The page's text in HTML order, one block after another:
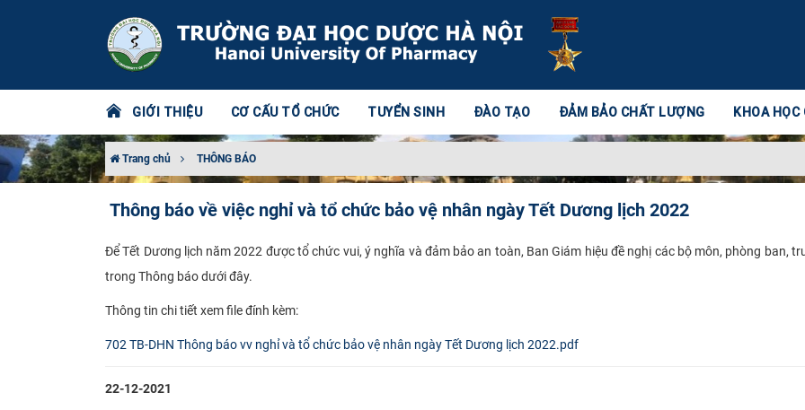
GIỚI THIỆU CƠ CẤU TỔ CHỨC TUYỂN SINH ĐÀO TẠO ĐẢM BẢO CHẤT LƯỢNG KHOA HỌC
Trang chủ THÔNG BÁO
Thông báo về việc nghỉ và tổ chức bảo vệ nhân ngày Tết Dương lịch 2022
Để Tết Dương lịch năm 2022 được tổ chức vui, ý nghĩa và đảm bảo an toàn, Ban Giám hiệu đề nghị các bộ môn, phòng ban,
trong Thông báo dưới đây.
Thông tin chi tiết xem file đính kèm:
​​702 TB-DHN Thông báo vv nghỉ và tổ chức bảo vệ nhân ngày Tết Dương lịch 2022.pdf
22-12-2021